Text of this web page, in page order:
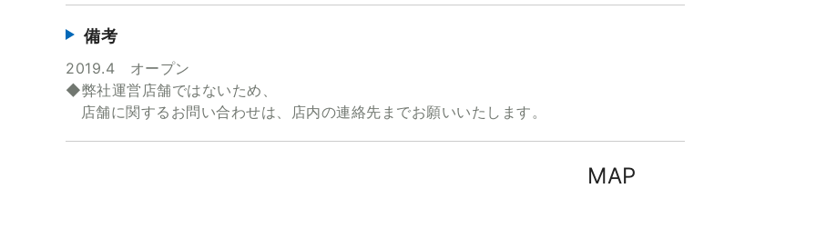
備考
2019.4 オープン
◆弊社運営店舗ではないため、
店舗に関するお問い合わせは、店内の連絡先までお願いいたします。
MAP